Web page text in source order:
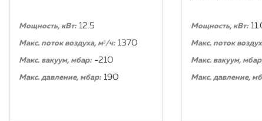
Мощность, кВт:12.5
Макс. поток воздуха, м³/ч:1370
Макс. вакуум, мбар:-210
Макс. давление, мбар:190
Мощность, кВт:
Макс. поток
Макс. вакуум,
Макс. давление,